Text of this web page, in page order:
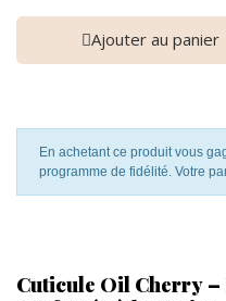
Ajouter au panier
En achetant ce produit vous
programme de fidélité. Votre
Cuticule Oil Cherry